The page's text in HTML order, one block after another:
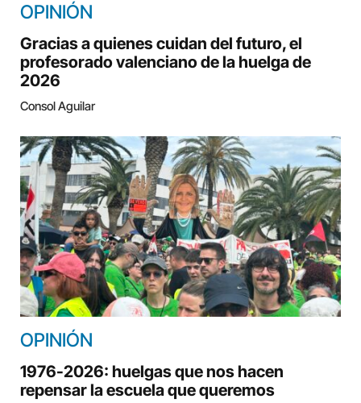
OPINIÓN
Gracias a quienes cuidan del futuro, el
profesorado valenciano de la huelga de
2026
Consol Aguilar
OPINIÓN
1976-2026: huelgas que nos hacen
repensar la escuela que queremos